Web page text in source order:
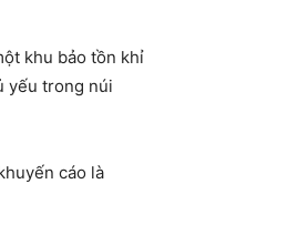
khu bảo tồn khỉ
yếu trong núi
cáo là